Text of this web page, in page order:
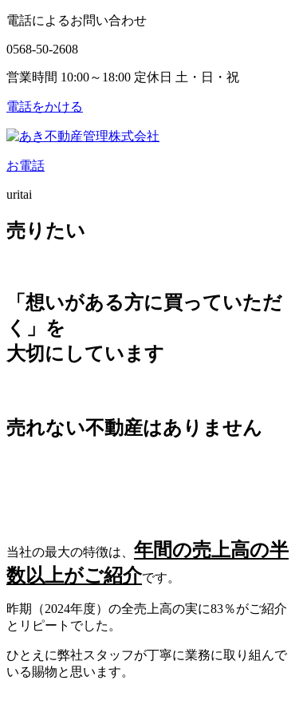
電話によるお問い合わせ
0568-50-2608
営業時間 10:00～18:00 定休日 土・日・祝
電話をかける
お電話
uritai
売りたい
「想いがある方に買っていただ
く」を
大切にしています
売れない不動産はありません
当社の最大の特徴は、 年間の売上高の半
数以上がご紹介です。
昨期（2024年度）の全売上高の実に83％がご紹介
とリピートでした。
ひとえに弊社スタッフが丁寧に業務に取り組んで
いる賜物と思います。